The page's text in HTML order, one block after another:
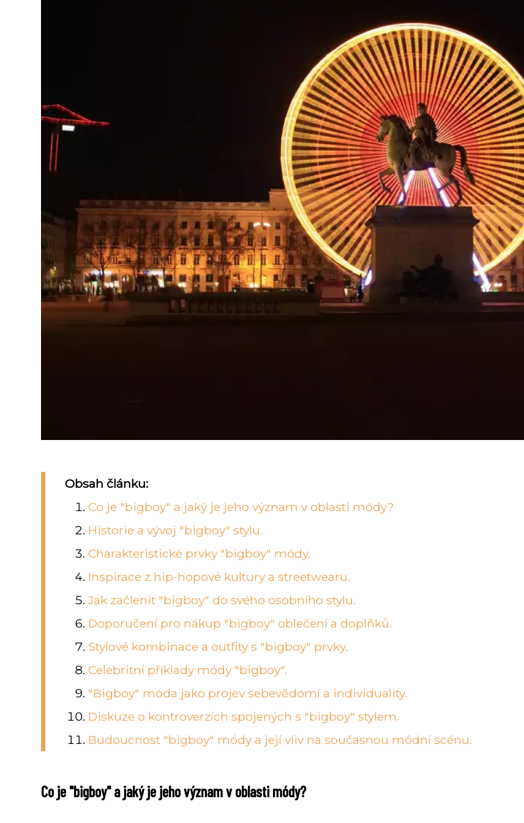
Obsah článku:
Co je "bigboy" a jaký je jeho význam v oblasti módy?
Historie a vývoj "bigboy" stylu.
Charakteristické prvky "bigboy" módy.
Inspirace z hip-hopové kultury a streetwearu.
Jak začlenit "bigboy" do svého osobního stylu.
Doporučení pro nákup "bigboy" oblečení a doplňků.
Stylové kombinace a outfity s "bigboy" prvky.
Celebritní příklady módy "bigboy".
"Bigboy" móda jako projev sebevědomí a individuality.
Diskuze o kontroverzích spojených s "bigboy" stylem.
Budoucnost "bigboy" módy a její vliv na současnou módní scénu.
Co je "bigboy" a jaký je jeho význam v oblasti módy?